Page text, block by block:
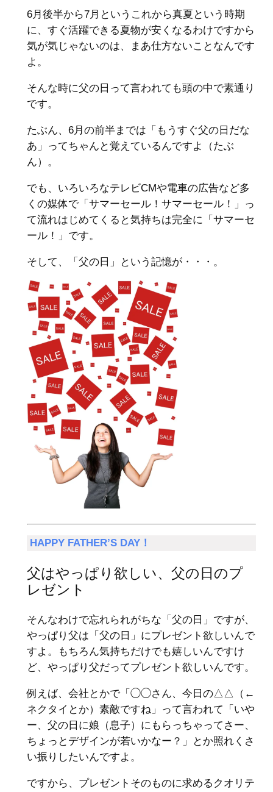
6月後半から7月というこれから真夏という時期
に、すぐ活躍できる夏物が安くなるわけですから
気が気じゃないのは、まあ仕方ないことなんです
よ。
そんな時に父の日って言われても頭の中で素通り
です。
たぶん、6月の前半までは「もうすぐ父の日だな
あ」ってちゃんと覚えているんですよ（たぶ
ん）。
でも、いろいろなテレビCMや電車の広告など多
くの媒体で「サマーセール！サマーセール！」っ
て流れはじめてくると気持ちは完全に「サマーセ
ール！」です。
そして、「父の日」という記憶が・・・。
HAPPY FATHER’S DAY！
父はやっぱり欲しい、父の日のプ
レゼント
そんなわけで忘れられがちな「父の日」ですが、
やっぱり父は「父の日」にプレゼント欲しいんで
すよ。もちろん気持ちだけでも嬉しいんですけ
ど、やっぱり父だってプレゼント欲しいんです。
例えば、会社とかで「◯◯さん、今日の△△（←
ネクタイとか）素敵ですね」って言われて「いや
ー、父の日に娘（息子）にもらっちゃってさー、
ちょっとデザインが若いかなー？」とか照れくさ
い振りしたいんですよ。
ですから、プレゼントそのものに求めるクオリテ